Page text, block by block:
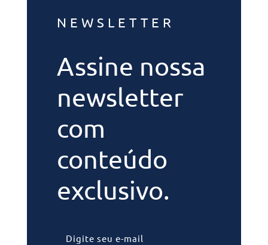
NEWSLETTER
Assine nossa
newsletter
com
conteúdo
exclusivo.